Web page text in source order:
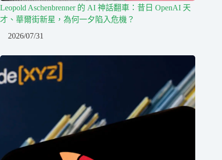
Leopold Aschenbrenner 的 AI 神話翻車：昔日 OpenAI 天
才、華爾街新星，為何一夕陷入危機？
2026/07/31